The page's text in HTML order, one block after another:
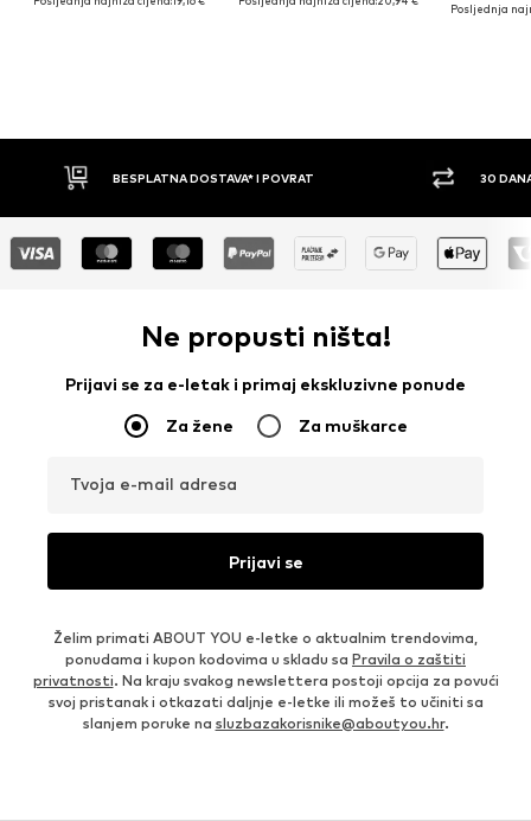
Posljednja
BESPLATNA DOSTAVA* I POVRAT 30 DANA
Ne propusti ništa!
Prijavi se za e-letak i primaj ekskluzivne ponude
Za žene Za muškarce
Tvoja e-mail adresa
Prijavi se
Želim primati ABOUT YOU e-letke o aktualnim trendovima,
ponudama i kupon kodovima u skladu sa Pravila o zaštiti
privatnosti. Na kraju svakog newslettera postoji opcija za povući
svoj pristanak i otkazati daljnje e-letke ili možeš to učiniti sa
slanjem poruke na sluzbazakorisnike@aboutyou.hr.